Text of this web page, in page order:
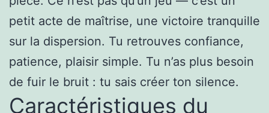
petit acte de maîtrise, une victoire tranquille
sur la dispersion. Tu retrouves confiance,
patience, plaisir simple. Tu n’as plus besoin
de fuir le bruit : tu sais créer ton silence.
Caractéristiques du